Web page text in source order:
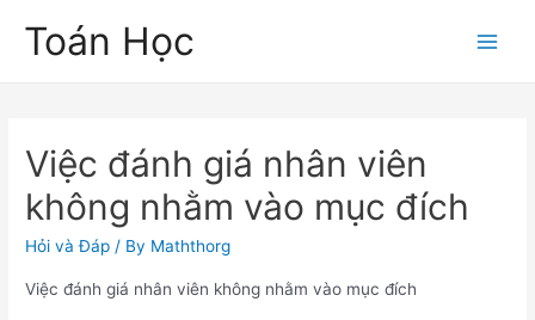
Toán Học
Việc đánh giá nhân viên
không nhằm vào mục đích
Hỏi và Đáp / By Maththorg
Việc đánh giá nhân viên không nhằm vào mục đích